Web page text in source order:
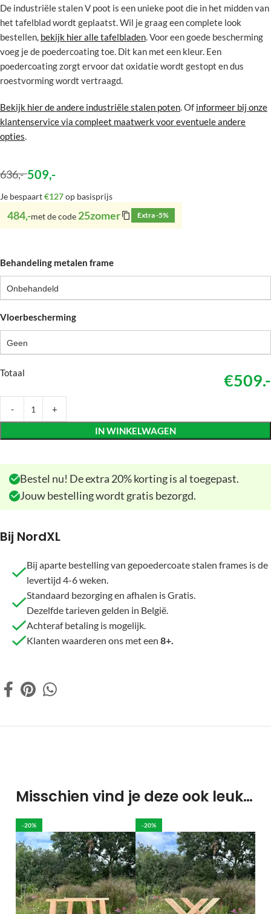
De industriële stalen V poot is een unieke poot die in het midden van
het tafelblad wordt geplaatst. Wil je graag een complete look
bestellen, bekijk hier alle tafelbladen. Voor een goede bescherming
voeg je de poedercoating toe. Dit kan met een kleur. Een
poedercoating zorgt ervoor dat oxidatie wordt gestopt en dus
roestvorming wordt vertraagd.
Bekijk hier de andere industriële stalen poten. Of informeer bij onze
klantenservice via compleet maatwerk voor eventuele andere
opties.
636,- 509,-
Je bespaart€127op basisprijs
484,-met de code 25zomer Extra -5%
Behandeling metalen frame
Onbehandeld
Vloerbescherming
Geen
Totaal €509.-
IN WINKELWAGEN
Bestel nu! De extra 20% korting is al toegepast.
Jouw bestelling wordt gratis bezorgd.
Bij NordXL
Bij aparte bestelling van gepoedercoate stalen frames is de
levertijd 4-6 weken.
Standaard bezorging en afhalen is Gratis.
Dezelfde tarieven gelden in België.
Achteraf betaling is mogelijk.
Klanten waarderen ons met een 8+.
Misschien vind je deze ook leuk…
-20% -20%